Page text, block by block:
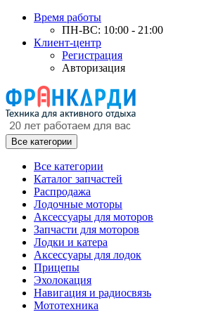
Время работы
ПН-ВС: 10:00 - 21:00
Клиент-центр
Регистрация
Авторизация
Все категории
Все категории
Каталог запчастей
Распродажа
Лодочные моторы
Аксессуары для моторов
Запчасти для моторов
Лодки и катера
Аксессуары для лодок
Прицепы
Эхолокация
Навигация и радиосвязь
Мототехника